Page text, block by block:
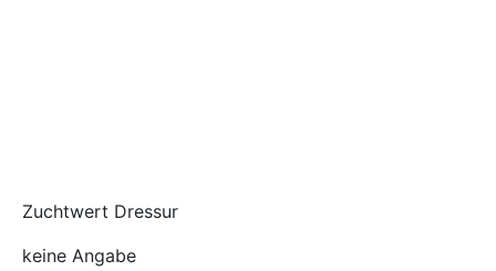
Zuchtwert Dressur
keine Angabe